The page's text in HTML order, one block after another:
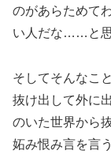
のがあらためて
い人だな……と思
そしてそんなこ
抜け出して外に
のいた世界から
妬み恨み言を言